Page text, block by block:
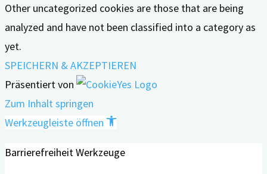
Other uncategorized cookies are those that are being
analyzed and have not been classified into a category as
yet.
SPEICHERN & AKZEPTIEREN
Präsentiert von
Zum Inhalt springen
Werkzeugleiste öffnen
Barrierefreiheit Werkzeuge